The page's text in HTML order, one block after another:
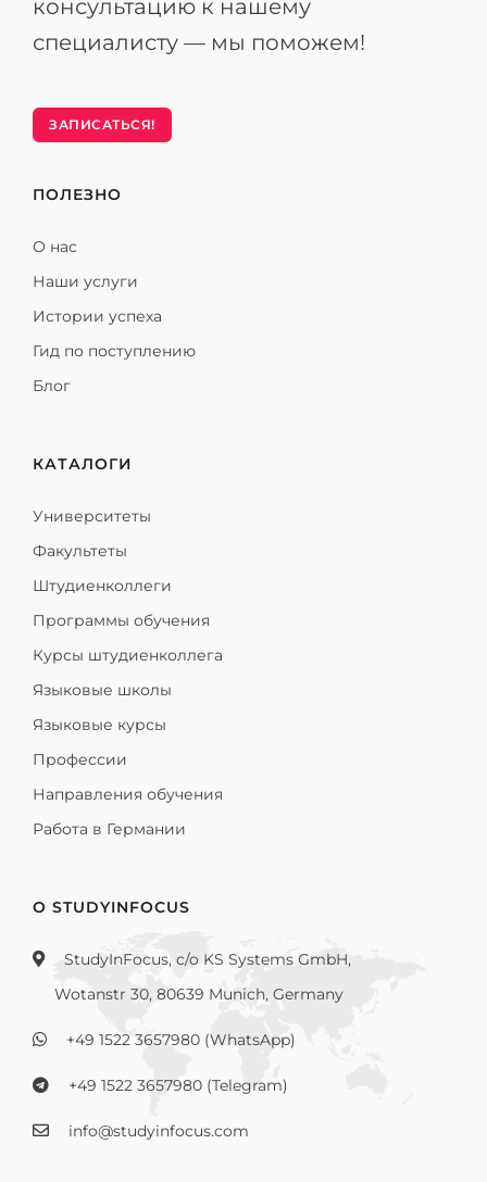
консультацию к нашему
специалисту — мы поможем!
ЗАПИСАТЬСЯ!
ПОЛЕЗНО
О нас
Наши услуги
Истории успеха
Гид по поступлению
Блог
КАТАЛОГИ
Университеты
Факультеты
Штудиенколлеги
Программы обучения
Курсы штудиенколлега
Языковые школы
Языковые курсы
Профессии
Направления обучения
Работа в Германии
О STUDYINFOCUS
StudyInFocus, c/o KS Systems GmbH,
Wotanstr 30, 80639 Munich, Germany
+49 1522 3657980 (WhatsApp)
+49 1522 3657980 (Telegram)
info@studyinfocus.com